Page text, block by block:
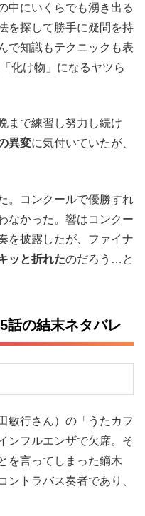
中にいくらでも湧き出る
を探して勝手に疑問を持
で知識もテクニックも表
化け物」になるヤツら
まで練習し努力し続け
異変に気付いていたが、
。コンクールで優勝すれ
なかった。響はコンクー
を披露したが、ファイナ
ッと折れたのだろう…と
話の結末ネタバレ
敏行さん）の「うたカフ
ンフルエンザで欠席。そ
を言ってしまった鏑木
ントラバス奏者であり、